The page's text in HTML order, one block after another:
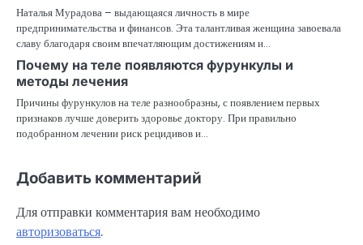
Наталья Мурадова – выдающаяся личность в мире
предпринимательства и финансов. Эта талантливая женщина завоевала
славу благодаря своим впечатляющим достижениям и…
Почему на теле появляются фурункулы и
методы лечения
Причины фурункулов на теле разнообразны, с появлением первых
признаков лучше доверить здоровье доктору. При правильно
подобранном лечении риск рецидивов и…
Добавить комментарий
Для отправки комментария вам необходимо
авторизоваться.